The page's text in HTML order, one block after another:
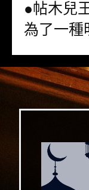
●帖木兒
為了一種